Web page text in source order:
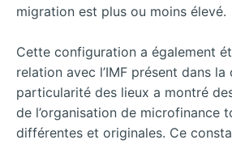
migration est plus ou moins élevé.
Cette configuration a également
relation avec l’IMF présent dans la
particularité des lieux a montré
de l’organisation de microfinance
différentes et originales. Ce